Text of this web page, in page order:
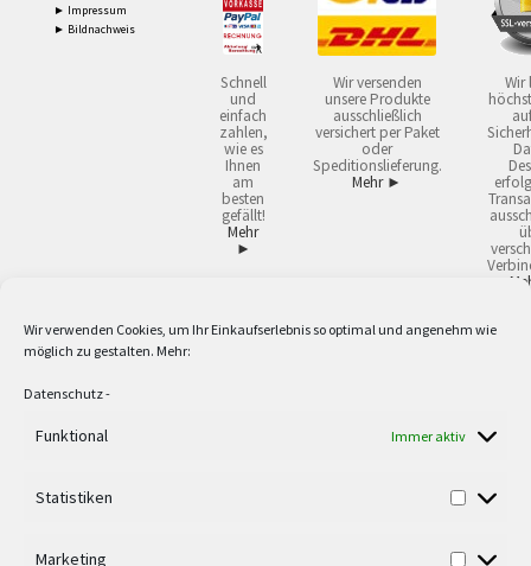
Wir verwenden Cookies, um Ihr Einkaufserlebnis so optimal und angenehm wie
möglich zu gestalten. Mehr:
Datenschutz-
Funktional Immer aktiv
Statistiken
Marketing
► Impressum
► Bildnachweis
Schnell
und
einfach
zahlen,
wie es
Ihnen
am
besten
gefällt!
Mehr
►
Wir versenden
unsere Produkte
ausschließlich
versichert per Paket
oder
Speditionslieferung.
Mehr ►
Wir
Lieferzeiten gelten mit Express-24.
Versandkostenfrei ab 59,90 € Nettowarenwert. Inseln ausgenommen. Unsere
Berufe zur Verwendung in der selbständigen, beruflichen oder gewerblichen
verwendeten Logos und Firmennamen sind Warenzeichen oder eingetragene